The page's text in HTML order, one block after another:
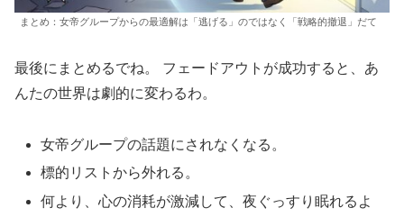
まとめ：女帝グループからの最適解は「逃げる」のではなく「戦略的撤退」だて
最後にまとめるでね。 フェードアウトが成功すると、あ
んたの世界は劇的に変わるわ。
女帝グループの話題にされなくなる。
標的リストから外れる。
何より、心の消耗が激減して、夜ぐっすり眠れるよ